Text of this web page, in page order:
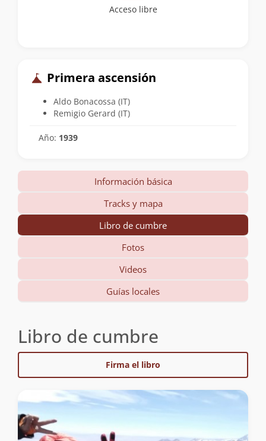
Acceso libre
Primera ascensión
Aldo Bonacossa (IT)
Remigio Gerard (IT)
Año: 1939
Información básica
Tracks y mapa
Libro de cumbre
Fotos
Videos
Guías locales
Libro de cumbre
Firma el libro